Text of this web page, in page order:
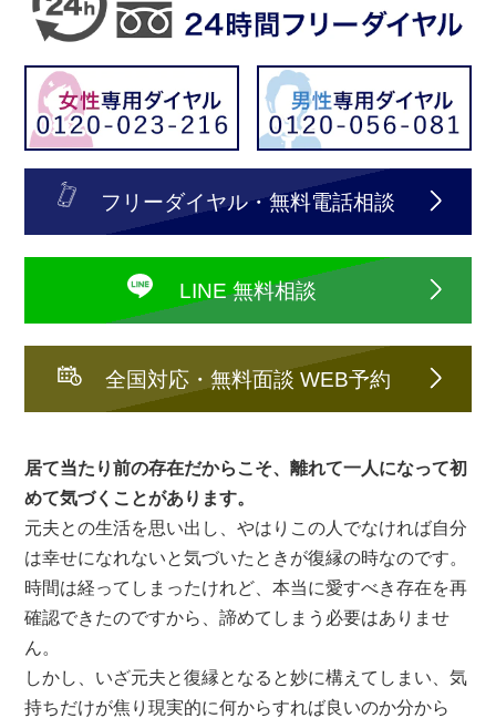
フリーダイヤル・無料電話相談
LINE 無料相談
全国対応・無料面談 WEB予約
居て当たり前の存在だからこそ、離れて一人になって初
めて気づくことがあります。
元夫との生活を思い出し、やはりこの人でなければ自分
は幸せになれないと気づいたときが復縁の時なのです。
時間は経ってしまったけれど、本当に愛すべき存在を再
確認できたのですから、諦めてしまう必要はありませ
ん。
しかし、いざ元夫と復縁となると妙に構えてしまい、気
持ちだけが焦り現実的に何からすれば良いのか分から